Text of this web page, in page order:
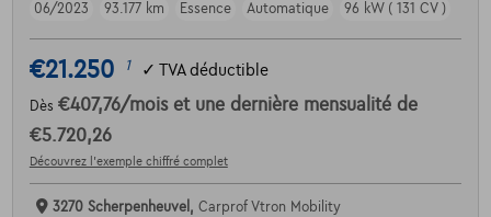
06/2023
93.177 km Essence Automatique 96 kW ( 131 CV )
€21.250 1 ✓ TVA déductible
Dès €407,76/mois et une dernière mensualité de
€5.720,26
Découvrez l’exemple chiffré complet
3270 Scherpenheuvel, Carprof Vtron Mobility